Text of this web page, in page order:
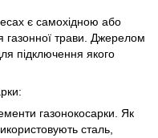
є самохідною або
трави. Джерелом
підключення якого
газонокосарки. Як
сталь,